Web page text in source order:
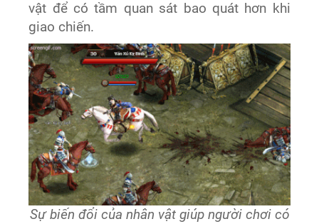
vật để có tầm quan sát bao quát hơn khi
giao chiến.
Sự biến đổi của nhân vật giúp người chơi có